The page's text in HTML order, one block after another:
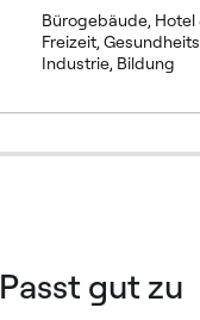
Bürogebäude, Hotel
Freizeit,
Industrie, Bildung
Passt gut zu